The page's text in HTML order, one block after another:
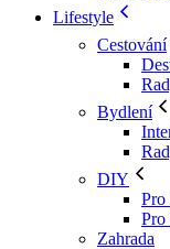
Lifestyle
Cestování
Bydlení
DIY
Pro
Zahrada